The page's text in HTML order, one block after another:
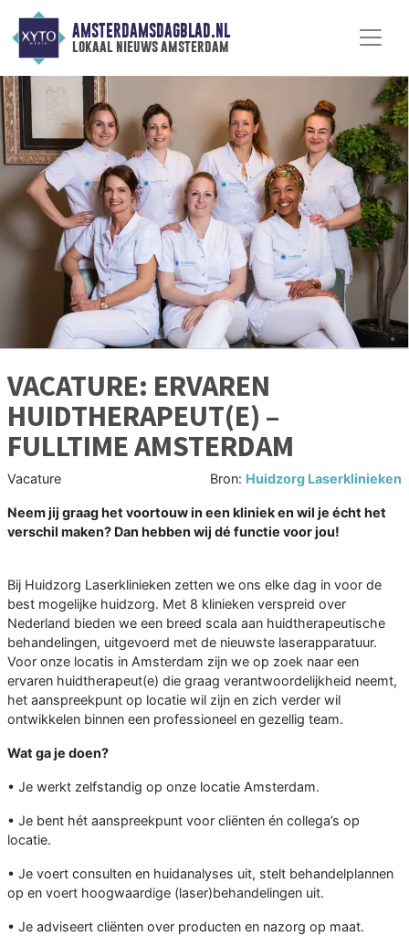
AMSTERDAMSDAGBLAD.NL
lokaal nieuws amsterdam
VACATURE: ERVAREN
HUIDTHERAPEUT(E) –
FULLTIME AMSTERDAM
Vacature Bron: Huidzorg Laserklinieken
Neem jij graag het voortouw in een kliniek en wil je écht het
verschil maken? Dan hebben wij dé functie voor jou!
Bij Huidzorg Laserklinieken zetten we ons elke dag in voor de
best mogelijke huidzorg. Met 8 klinieken verspreid over
Nederland bieden we een breed scala aan huidtherapeutische
behandelingen, uitgevoerd met de nieuwste laserapparatuur.
Voor onze locatis in Amsterdam zijn we op zoek naar een
ervaren huidtherapeut(e) die graag verantwoordelijkheid neemt,
het aanspreekpunt op locatie wil zijn en zich verder wil
ontwikkelen binnen een professioneel en gezellig team.
Wat ga je doen?
• Je werkt zelfstandig op onze locatie Amsterdam.
• Je bent hét aanspreekpunt voor cliënten én collega’s op
locatie.
• Je voert consulten en huidanalyses uit, stelt behandelplannen
op en voert hoogwaardige (laser)behandelingen uit.
• Je adviseert cliënten over producten en nazorg op maat.